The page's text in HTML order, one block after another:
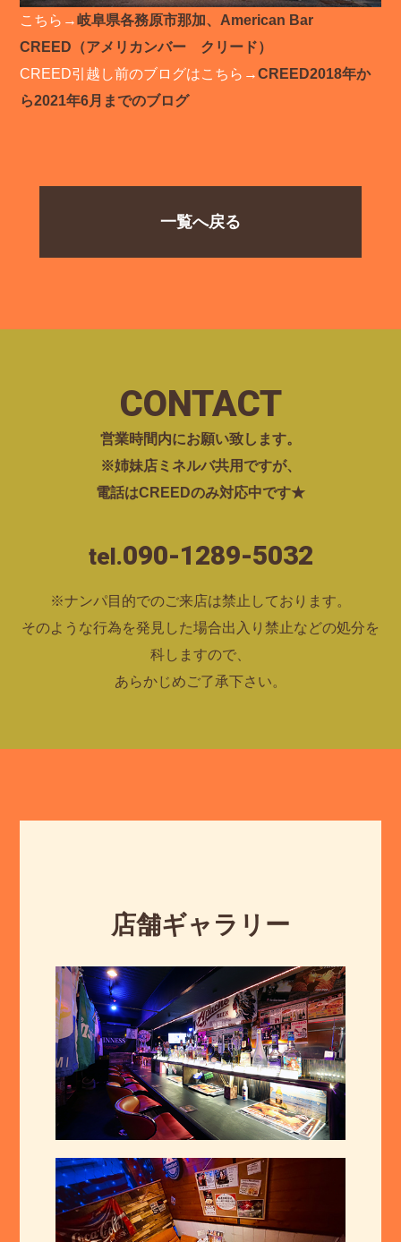
こちら→岐阜県各務原市那加、American Bar
CREED（アメリカンバー クリード）
CREED引越し前のブログはこちら→CREED2018年か
ら2021年6月までのブログ
一覧へ戻る
CONTACT
営業時間内にお願い致します。
※姉妹店ミネルバ共用ですが、
電話はCREEDのみ対応中です★
tel.090-1289-5032
※ナンパ目的でのご来店は禁止しております。
そのような行為を発見した場合出入り禁止などの処分を
科しますので、
あらかじめご了承下さい。
店舗ギャラリー